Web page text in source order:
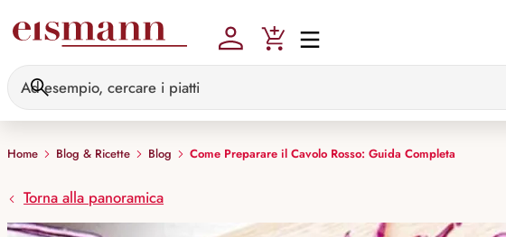
Home Blog & Ricette Blog Come Preparare il Cavolo Rosso: Guida Completa
Torna alla panoramica